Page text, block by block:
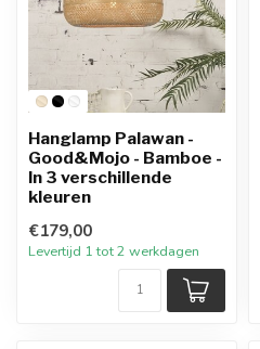
Hanglamp Palawan -
Good&Mojo - Bamboe -
In 3 verschillende
kleuren
€179,00
Levertijd 1 tot 2 werkdagen